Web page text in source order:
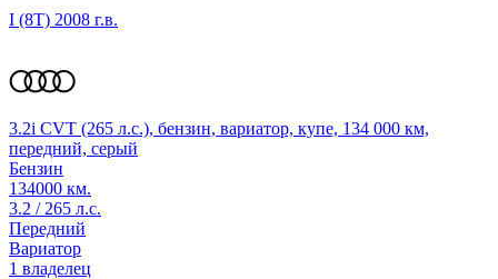
I (8T) 2008 г.в.
3.2i CVT (265 л.с.), бензин, вариатор, купе, 134 000 км,
передний, серый
Бензин
134000 км.
3.2 / 265 л.с.
Передний
Вариатор
1 владелец